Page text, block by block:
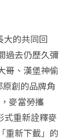
大的共同回
過去仍歷久彌
哥、漢堡神偷
創的品牌角
麥當勞攜
式重新詮釋麥
重新下載」的